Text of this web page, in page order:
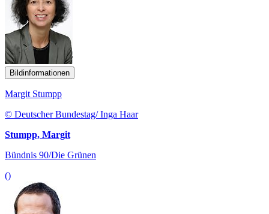
Bildinformationen
Margit Stumpp
© Deutscher Bundestag/ Inga Haar
Stumpp, Margit
Bündnis 90/Die Grünen
()